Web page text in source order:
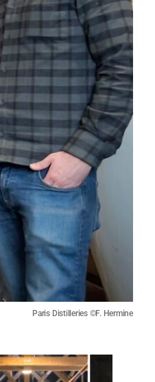
Paris Distilleries ©F. Hermine